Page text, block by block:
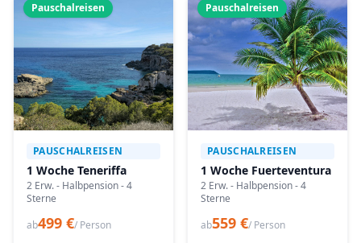
Pauschalreisen
PAUSCHALREISEN
1 Woche Teneriffa
2 Erw. - Halbpension - 4
Sterne
ab499 €/ Person
Pauschalreisen
PAUSCHALREISEN
1 Woche Fuerteventura
2 Erw. - Halbpension - 4
Sterne
ab559 €/ Person